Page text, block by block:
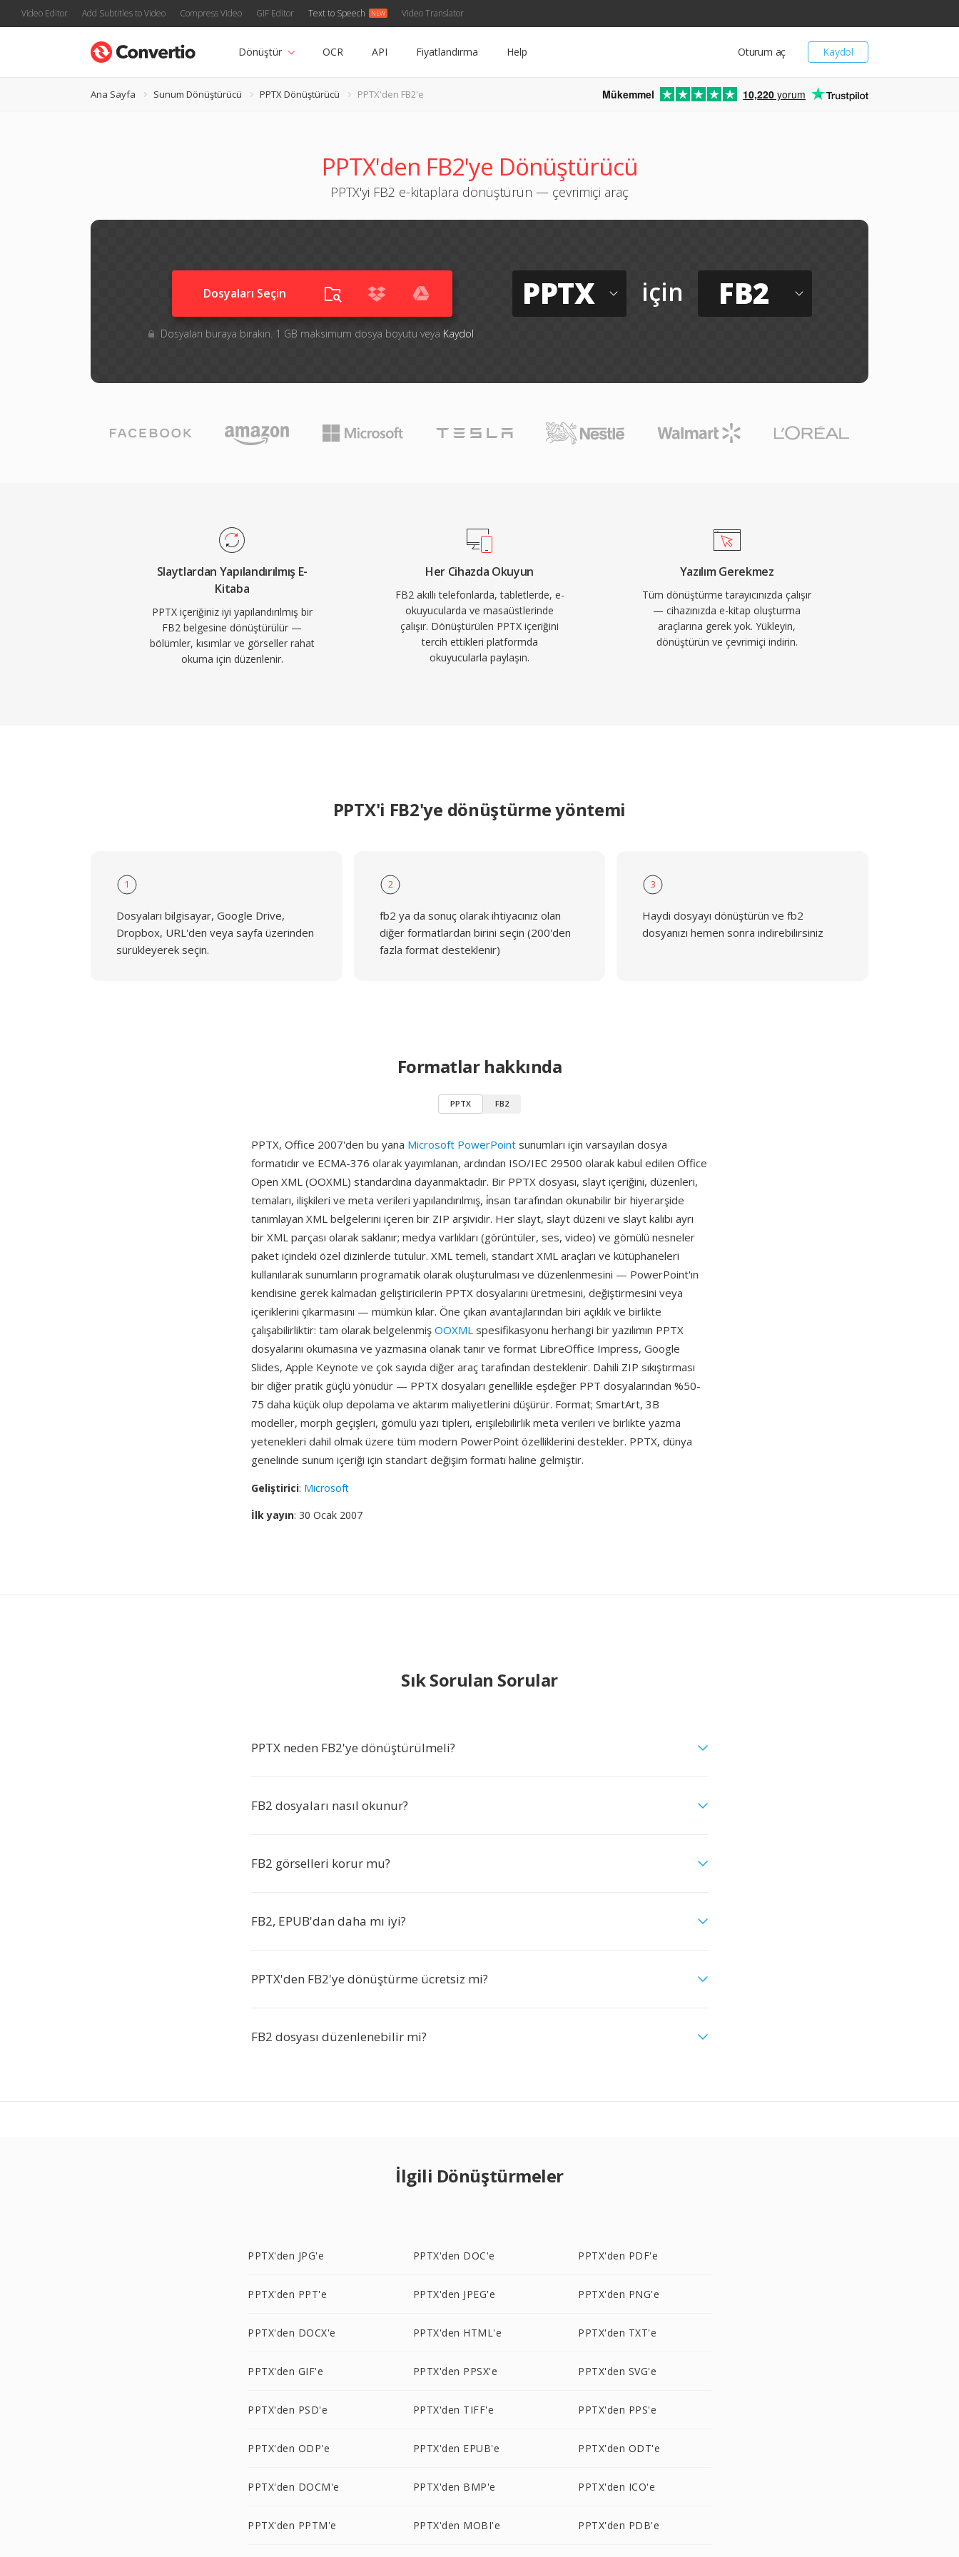
Video Editor Add Subtitles to Video Compress Video GIF Editor Text to Speech Video Translator
Kaydol
Oturum aç
Dönüştür OCR API Fiyatlandırma Help
Ana Sayfa Sunum Dönüştürücü PPTX Dönüştürücü PPTX'den FB2'e Mükemmel 10,220 yorum
PPTX'den FB2'ye Dönüştürücü
PPTX'yi FB2 e-kitaplara dönüştürün — çevrimiçi araç
Dosyaları Seçin
Dosyaları buraya bırakın. 1 GB maksimum dosya boyutu veya Kaydol
PPTX için FB2
Slaytlardan Yapılandırılmış E-
Kitaba
PPTX içeriğiniz iyi yapılandırılmış bir
FB2 belgesine dönüştürülür —
bölümler, kısımlar ve görseller rahat
okuma için düzenlenir.
Her Cihazda Okuyun
FB2 akıllı telefonlarda, tabletlerde, e-
okuyucularda ve masaüstlerinde
çalışır. Dönüştürülen PPTX içeriğini
tercih ettikleri platformda
okuyucularla paylaşın.
Yazılım Gerekmez
Tüm dönüştürme tarayıcınızda çalışır
— cihazınızda e-kitap oluşturma
araçlarına gerek yok. Yükleyin,
dönüştürün ve çevrimiçi indirin.
PPTX'i FB2'ye dönüştürme yöntemi
1
Dosyaları bilgisayar, Google Drive,
Dropbox, URL'den veya sayfa üzerinden
sürükleyerek seçin.
2
fb2 ya da sonuç olarak ihtiyacınız olan
diğer formatlardan birini seçin (200'den
fazla format desteklenir)
3
Haydi dosyayı dönüştürün ve fb2
dosyanızı hemen sonra indirebilirsiniz
Formatlar hakkında
PPTX FB2
PPTX, Office 2007'den bu yana Microsoft PowerPoint sunumları için varsayılan dosya
formatıdır ve ECMA-376 olarak yayımlanan, ardından ISO/IEC 29500 olarak kabul edilen Office
Open XML (OOXML) standardına dayanmaktadır. Bir PPTX dosyası, slayt içeriğini, düzenleri,
temaları, ilişkileri ve meta verileri yapılandırılmış, i̇nsan tarafından okunabilir bir hiyerarşide
tanımlayan XML belgelerini içeren bir ZIP arşividir. Her slayt, slayt düzeni ve slayt kalıbı ayrı
bir XML parçası olarak saklanır; medya varlıkları (görüntüler, ses, video) ve gömülü nesneler
paket içindeki özel dizinlerde tutulur. XML temeli, standart XML araçları ve kütüphaneleri
kullanılarak sunumların programatik olarak oluşturulması ve düzenlenmesini — PowerPoint'ın
kendisine gerek kalmadan geliştiricilerin PPTX dosyalarını üretmesini, değiştirmesini veya
içeriklerini çıkarmasını — mümkün kılar. Öne çıkan avantajlarından biri açıklık ve birlikte
çalışabilirliktir: tam olarak belgelenmiş OOXML spesifikasyonu herhangi bir yazılımın PPTX
dosyalarını okumasına ve yazmasına olanak tanır ve format LibreOffice Impress, Google
Slides, Apple Keynote ve çok sayıda diğer araç tarafından desteklenir. Dahili ZIP sıkıştırması
bir diğer pratik güçlü yönüdür — PPTX dosyaları genellikle eşdeğer PPT dosyalarından %50-
75 daha küçük olup depolama ve aktarım maliyetlerini düşürür. Format; SmartArt, 3B
modeller, morph geçişleri, gömülü yazı tipleri, erişilebilirlik meta verileri ve birlikte yazma
yetenekleri dahil olmak üzere tüm modern PowerPoint özelliklerini destekler. PPTX, dünya
genelinde sunum içeriği için standart değişim formatı haline gelmiştir.
Geliştirici: Microsoft
İlk yayın: 30 Ocak 2007
Sık Sorulan Sorular
PPTX neden FB2'ye dönüştürülmeli?
FB2 dosyaları nasıl okunur?
FB2 görselleri korur mu?
FB2, EPUB'dan daha mı iyi?
PPTX'den FB2'ye dönüştürme ücretsiz mi?
FB2 dosyası düzenlenebilir mi?
İlgili Dönüştürmeler
PPTX'den JPG'e PPTX'den DOC'e PPTX'den PDF'e
PPTX'den PPT'e PPTX'den JPEG'e PPTX'den PNG'e
PPTX'den DOCX'e PPTX'den HTML'e PPTX'den TXT'e
PPTX'den GIF'e PPTX'den PPSX'e PPTX'den SVG'e
PPTX'den PSD'e PPTX'den TIFF'e PPTX'den PPS'e
PPTX'den ODP'e PPTX'den EPUB'e PPTX'den ODT'e
PPTX'den DOCM'e PPTX'den BMP'e PPTX'den ICO'e
PPTX'den PPTM'e PPTX'den MOBI'e PPTX'den PDB'e